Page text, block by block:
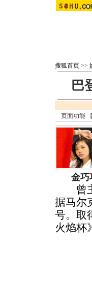
搜狐首页 >>
巴
页面功能 【
金巧
曾主
据马尔
号。取
火焰杯